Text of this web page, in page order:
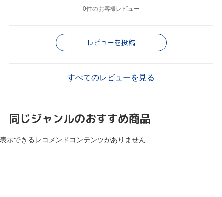
0件のお客様レビュー
レビューを投稿
すべてのレビューを見る
同じジャンルのおすすめ商品
表示できるレコメンドコンテンツがありません